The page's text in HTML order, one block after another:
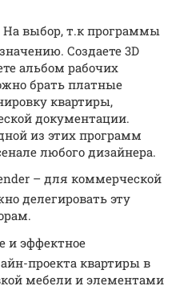
На выбор, т.к программы
Создаете 3D
альбом рабочих
брать платные
квартиры,
документации.
из этих программ
любого дизайнера.
– для коммерческой
делегировать эту
и эффектное
проекта квартиры в
мебели и элементами